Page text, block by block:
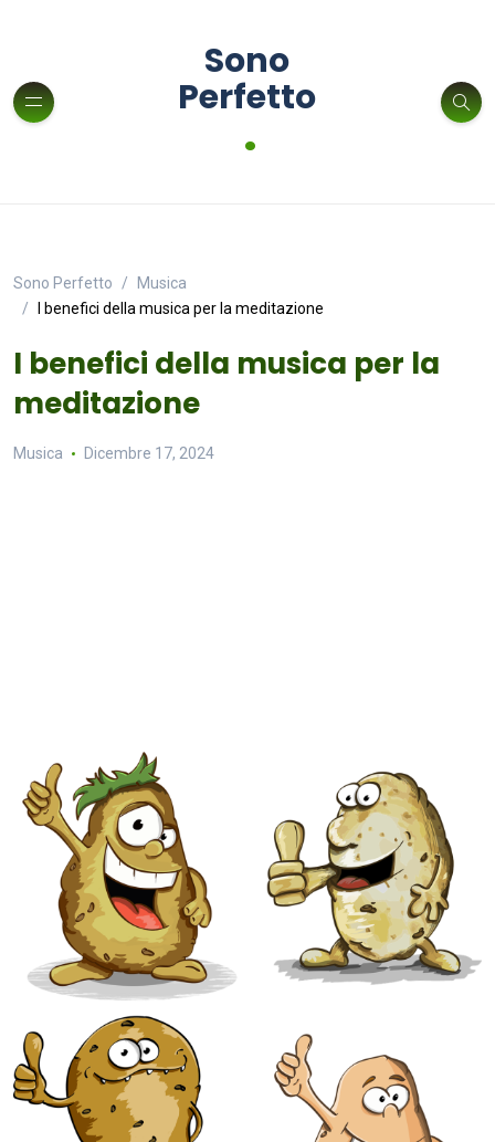
Sono
Perfetto
.
Sono Perfetto
Musica
I benefici della musica per la meditazione
I benefici della musica per la
meditazione
Musica Dicembre 17, 2024